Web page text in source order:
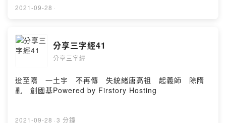
2021-09-28 ·
分享三字經41
分享三字經
迨至隋 一土宇 不再傳 失統緒唐高祖 起義師 除隋
亂 創國基Powered by Firstory Hosting
2021-09-28 · 3 分鐘